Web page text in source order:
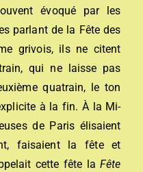
évoqué par les
parlant de la Fête des
grivois, ils ne citent
qui ne laisse pas
quatrain, le ton
à la fin. À la Mi-
de Paris élisaient
faisaient la fête et
cette fête laFête